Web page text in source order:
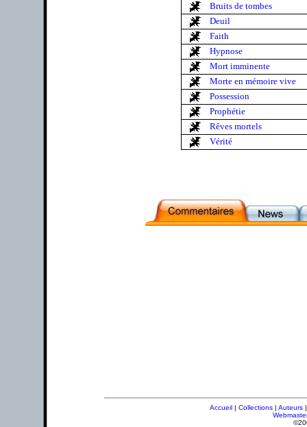
Bruits de tombes
Deuil
Faith
Hypnose
Mort imminente
Morte en mémoire vive
Possession
Prophétie
Rêves mortels
Vérité
Accueil | Collections | Auteurs